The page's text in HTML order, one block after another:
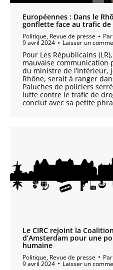
Européennes : Dans le
gonflette face au trafic de
Politique, Revue de presse Par
9 avril 2024 Laisser un
Pour Les Républicains
mauvaise communication
du ministre de l’Intérieur,
Rhône, serait à ranger
Paluches de policiers
lutte contre le trafic de
conclut avec sa petite
Le CIRC rejoint la
d’Amsterdam pour une
humaine
Politique, Revue de presse Par
9 avril 2024 Laisser un